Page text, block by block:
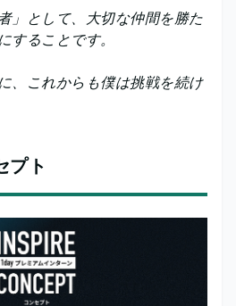
」として、大切な仲間を勝た
することです。
、これからも僕は挑戦を続け
プト